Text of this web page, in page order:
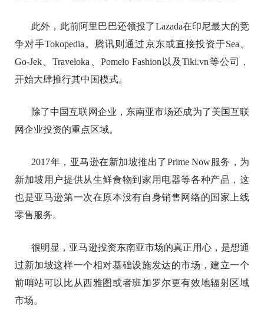
此外，此前阿里巴巴还领投了Lazada在印尼最大的竞
争对手Tokopedia。腾讯则通过京东或直接投资于Sea、
Go-Jek、Traveloka、Pomelo Fashion以及Tiki.vn等公司，
开始大肆推行其中国模式。
除了中国互联网企业，东南亚市场还成为了美国互联
网企业投资的重点区域。
2017年，亚马逊在新加坡推出了Prime Now服务，为
新加坡用户提供从生鲜食物到家用电器等各种产品，这
也是亚马逊第一次在原本没有自身销售网络的国家上线
零售服务。
很明显，亚马逊投资东南亚市场的真正用心，是想通
过新加坡这样一个相对基础设施发达的市场，建立一个
前哨站可以比从西雅图或者班加罗尔更有效地辐射区域
市场。